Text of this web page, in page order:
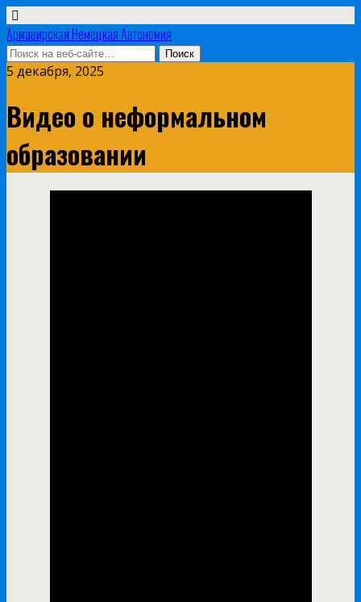
Армавирская Немецкая Автономия
5 декабря, 2025
Видео о неформальном
образовании